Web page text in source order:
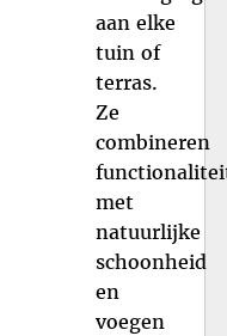
aan elke
tuin of
terras.
Ze
combineren
met
natuurlijke
schoonheid
en
voegen